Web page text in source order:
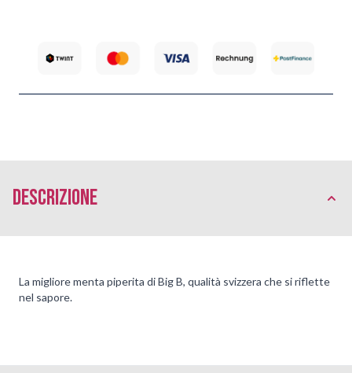
Descrizione
La migliore menta piperita di Big B, qualità svizzera che si riflette
nel sapore.